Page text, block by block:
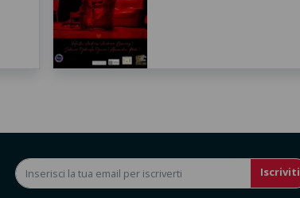
Iscriviti